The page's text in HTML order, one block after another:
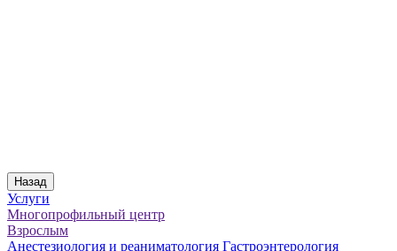
Назад
Услуги
Многопрофильный центр
Взрослым
Анестезиология и реаниматология Гастроэнтерология